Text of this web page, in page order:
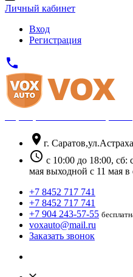
Личный кабинет
Вход
Регистрация
phone
location_on г.
schedule с 10:00 до 18:00, сб:
мая выходной с 11 мая
+7 8452 717 741
+7 8452 717 741
+7 904 243-57-55
voxauto@mail.ru
Заказать звонок